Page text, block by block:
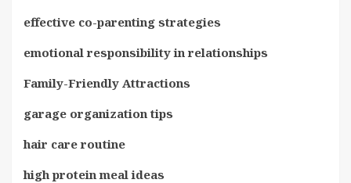
effective co-parenting strategies
emotional responsibility in relationships
Family-Friendly Attractions
garage organization tips
hair care routine
high protein meal ideas